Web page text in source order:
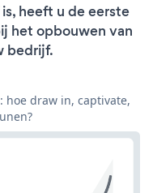
heeft u de eerste
het opbouwen van
bedrijf.
hoe draw in, captivate,